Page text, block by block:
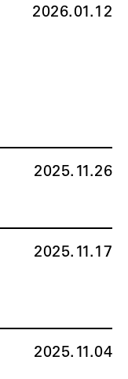
2026.01.12
2025.11.26
2025.11.17
2025.11.04